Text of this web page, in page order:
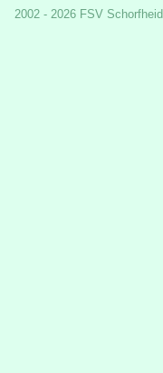
2002 - 2026 FSV